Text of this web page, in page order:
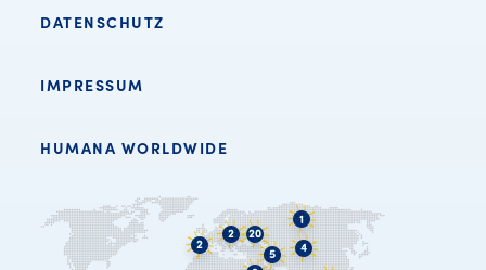
DATENSCHUTZ
IMPRESSUM
HUMANA WORLDWIDE